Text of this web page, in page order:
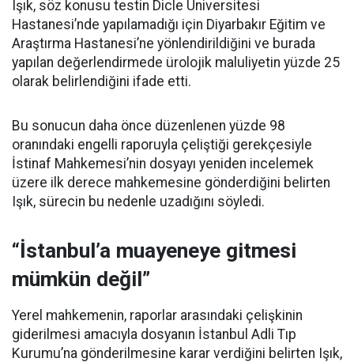
Işık, söz konusu testin Dicle Üniversitesi
Hastanesi’nde yapılamadığı için Diyarbakır Eğitim ve
Araştırma Hastanesi’ne yönlendirildiğini ve burada
yapılan değerlendirmede ürolojik maluliyetin yüzde 25
olarak belirlendiğini ifade etti.
Bu sonucun daha önce düzenlenen yüzde 98
oranındaki engelli raporuyla çeliştiği gerekçesiyle
İstinaf Mahkemesi’nin dosyayı yeniden incelemek
üzere ilk derece mahkemesine gönderdiğini belirten
Işık, sürecin bu nedenle uzadığını söyledi.
“İstanbul’a muayeneye gitmesi
mümkün değil”
Yerel mahkemenin, raporlar arasındaki çelişkinin
giderilmesi amacıyla dosyanın İstanbul Adli Tıp
Kurumu’na gönderilmesine karar verdiğini belirten Işık,